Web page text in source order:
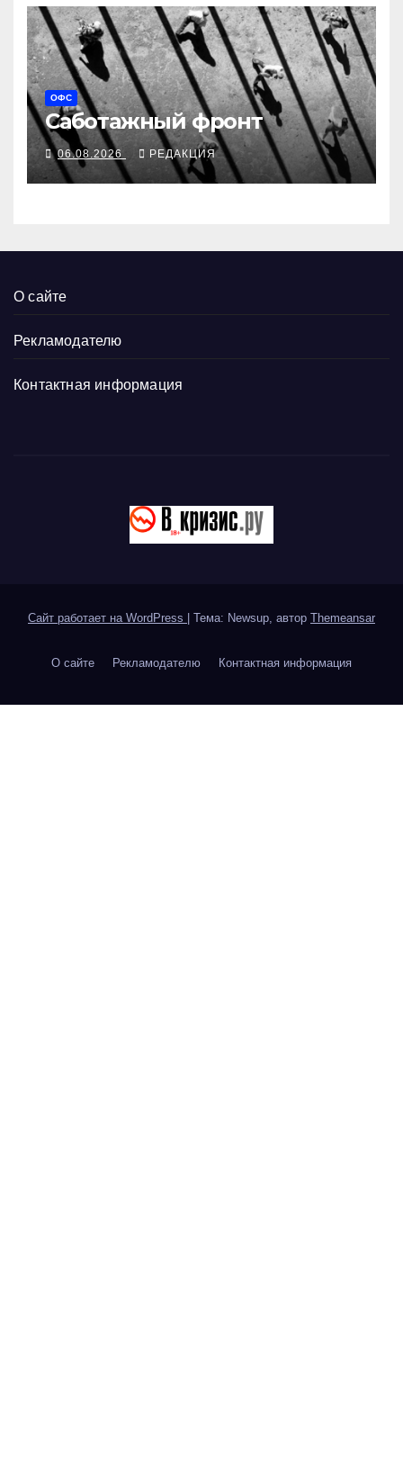
ОФС
Саботажный фронт
06.08.2026 РЕДАКЦИЯ
О сайте
Рекламодателю
Контактная информация
Сайт работает на WordPress | Тема: Newsup, автор Themeansar
О сайте Рекламодателю Контактная информация